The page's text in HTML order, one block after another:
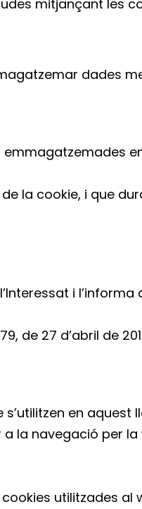
mitjançant les
dades
emmagatzemades
la cookie, i que
i l’informa
de 27 d’abril de
en aquest
la navegació per la
utilitzades al